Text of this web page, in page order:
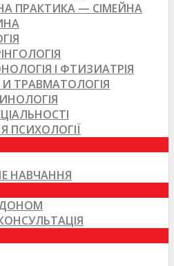
ПРАКТИКА — СІМЕЙНА
І ФТИЗИАТРІЯ
И ТРАВМАТОЛОГІЯ
ПСИХОЛОГІЇ
НАВЧАННЯ